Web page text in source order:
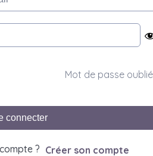
Mot de passe
connecter
? Créer son compte